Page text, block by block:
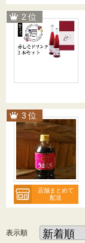
店舗まとめて
配送
表示順